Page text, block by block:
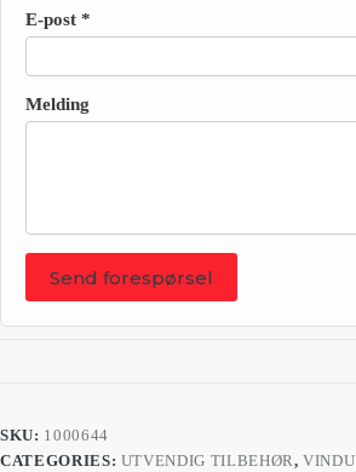
E-post *
Melding
Send forespørsel
SKU: 1000644
CATEGORIES: UTVENDIG TILBEHØR,VINDU